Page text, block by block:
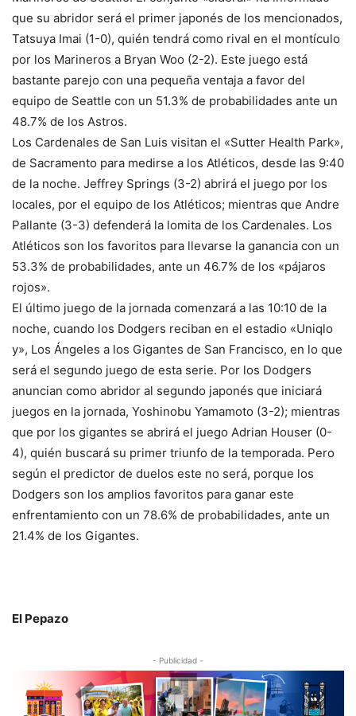
que su abridor será el primer japonés de los mencionados,
Tatsuya Imai (1-0), quién tendrá como rival en el montículo
por los Marineros a Bryan Woo (2-2). Este juego está
bastante parejo con una pequeña ventaja a favor del
equipo de Seattle con un 51.3% de probabilidades ante un
48.7% de los Astros.
Los Cardenales de San Luis visitan el «Sutter Health Park»,
de Sacramento para medirse a los Atléticos, desde las 9:40
de la noche. Jeffrey Springs (3-2) abrirá el juego por los
locales, por el equipo de los Atléticos; mientras que Andre
Pallante (3-3) defenderá la lomita de los Cardenales. Los
Atléticos son los favoritos para llevarse la ganancia con un
53.3% de probabilidades, ante un 46.7% de los «pájaros
rojos».
El último juego de la jornada comenzará a las 10:10 de la
noche, cuando los Dodgers reciban en el estadio «Uniqlo
y», Los Ángeles a los Gigantes de San Francisco, en lo que
será el segundo juego de esta serie. Por los Dodgers
anuncian como abridor al segundo japonés que iniciará
juegos en la jornada, Yoshinobu Yamamoto (3-2); mientras
que por los gigantes se abrirá el juego Adrian Houser (0-
4), quién buscará su primer triunfo de la temporada. Pero
según el predictor de duelos este no será, porque los
Dodgers son los amplios favoritos para ganar este
enfrentamiento con un 78.6% de probabilidades, ante un
21.4% de los Gigantes.
El Pepazo
- Publicidad -